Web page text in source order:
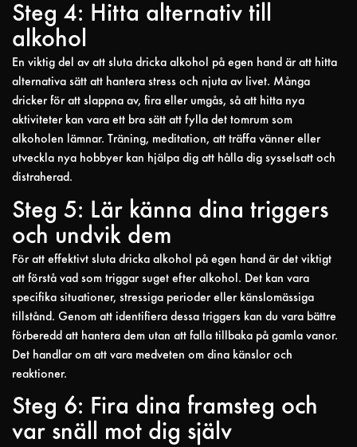
Steg 4: Hitta alternativ till
alkohol
En viktig del av att sluta dricka alkohol på egen hand är att hitta
alternativa sätt att hantera stress och njuta av livet. Många
dricker för att slappna av, fira eller umgås, så att hitta nya
aktiviteter kan vara ett bra sätt att fylla det tomrum som
alkoholen lämnar. Träning, meditation, att träffa vänner eller
utveckla nya hobbyer kan hjälpa dig att hålla dig sysselsatt och
distraherad.
Steg 5: Lär känna dina triggers
och undvik dem
För att effektivt sluta dricka alkohol på egen hand är det viktigt
att förstå vad som triggar suget efter alkohol. Det kan vara
specifika situationer, stressiga perioder eller känslomässiga
tillstånd. Genom att identifiera dessa triggers kan du vara bättre
förberedd att hantera dem utan att falla tillbaka på gamla vanor.
Det handlar om att vara medveten om dina känslor och
reaktioner.
Steg 6: Fira dina framsteg och
var snäll mot dig själv